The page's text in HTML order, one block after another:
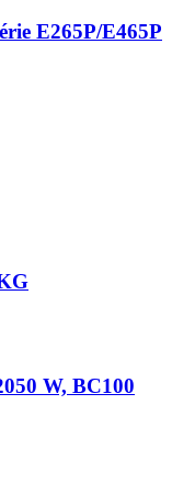
E265P/E465P
W, BC100